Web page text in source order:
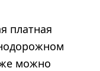
платная
можно